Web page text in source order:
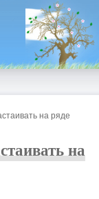
на ряде
на